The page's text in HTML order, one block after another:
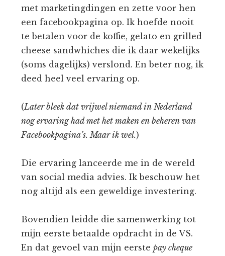
met marketingdingen en zette voor hen
een facebookpagina op. Ik hoefde nooit
te betalen voor de koffie, gelato en grilled
cheese sandwhiches die ik daar wekelijks
(soms dagelijks) verslond. En beter nog, ik
deed heel veel ervaring op.
(Later bleek dat vrijwel niemand in Nederland
nog ervaring had met het maken en beheren van
Facebookpagina’s. Maar ik wel.)
Die ervaring lanceerde me in de wereld
van social media advies. Ik beschouw het
nog altijd als een geweldige investering.
Bovendien leidde die samenwerking tot
mijn eerste betaalde opdracht in de VS.
En dat gevoel van mijn eerstepay cheque